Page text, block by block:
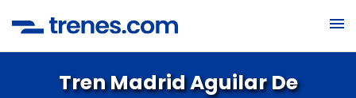
Tren Madrid Aguilar De